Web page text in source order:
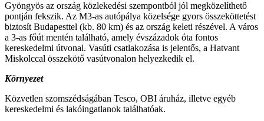
Gyöngyös az ország közlekedési szempontból jól megközelíthető
pontján fekszik. Az M3-as autópálya közelsége gyors összeköttetést
biztosít Budapesttel (kb. 80 km) és az ország keleti részével. A város
a 3-as főút mentén található, amely évszázadok óta fontos
kereskedelmi útvonal. Vasúti csatlakozása is jelentős, a Hatvant
Miskolccal összekötő vasútvonalon helyezkedik el.
Környezet
Közvetlen szomszédságában Tesco, OBI áruház, illetve egyéb
kereskedelmi és lakóingatlanok találhatóak.